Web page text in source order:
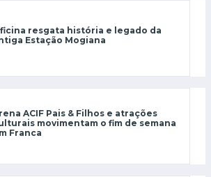
resgata história e legado da
Estação Mogiana
ACIF Pais & Filhos e atrações
movimentam o fim de semana
Franca